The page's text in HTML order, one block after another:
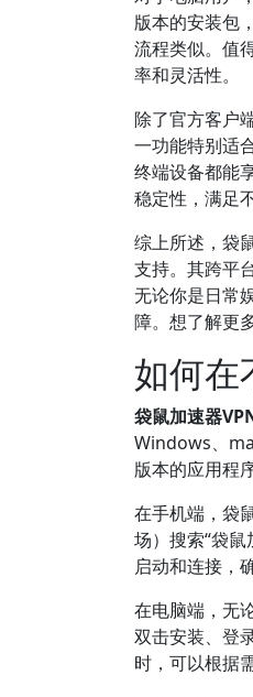
版本的安装包
流程类似。值
率和灵活性。
除了官方客户
一功能特别适
终端设备都能
稳定性，满足
综上所述，袋
支持。其跨平
无论你是日常
障。想了解更
如何在
袋鼠加速器
Windows、
版本的应用程
在手机端，袋
场）搜索“袋
启动和连接，
在电脑端，无
双击安装、登
时，可以根据